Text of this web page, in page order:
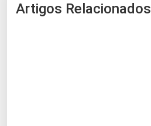
Artigos Relacionados